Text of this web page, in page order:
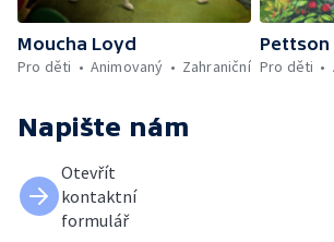
Moucha Loyd
Pro děti
Animovaný Zahraniční
Pettson
Pro děti
Napište nám
Otevřít
kontaktní
formulář